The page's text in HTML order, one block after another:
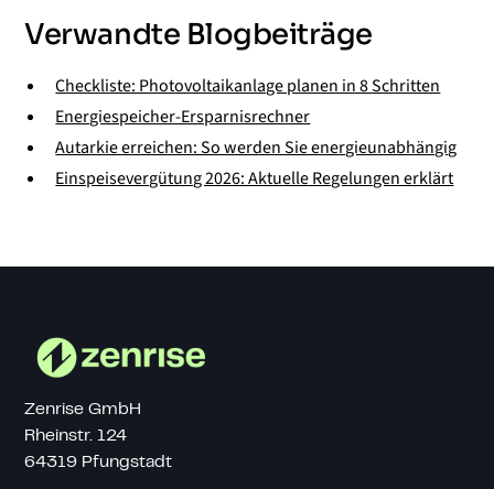
Verwandte Blogbeiträge
Checkliste: Photovoltaikanlage planen in 8 Schritten
Energiespeicher-Ersparnisrechner
Autarkie erreichen: So werden Sie energieunabhängig
Einspeisevergütung 2026: Aktuelle Regelungen erklärt
Zenrise GmbH
Rheinstr. 124
64319 Pfungstadt